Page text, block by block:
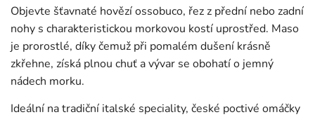
Objevte šťavnaté hovězí ossobuco, řez z přední nebo zadní
nohy s charakteristickou morkovou kostí uprostřed. Maso
je prorostlé, díky čemuž při pomalém dušení krásně
zkřehne, získá plnou chuť a vývar se obohatí o jemný
nádech morku.
Ideální na tradiční italské speciality, české poctivé omáčky